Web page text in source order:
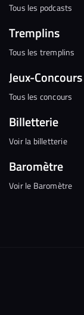
Tous les podcasts
Tremplins
Tous les tremplins
Jeux-Concours
Tous les concours
Billetterie
Voir la billetterie
Baromètre
Voir le Baromètre